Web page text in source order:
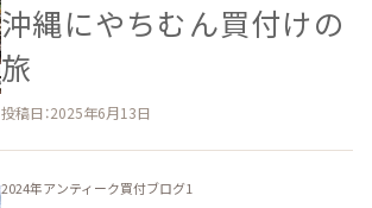
沖縄に​やちむん買付けの​
旅
投稿日：2025年6月13日
2024年アンティーク買付ブログ1